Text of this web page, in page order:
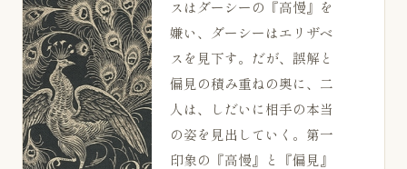
スはダーシーの『高慢』を
嫌い、ダーシーはエリザベ
スを見下す。だが、誤解と
偏見の積み重ねの奥に、二
人は、しだいに相手の本当
の姿を見出していく。第一
印象の『高慢』と『偏見』